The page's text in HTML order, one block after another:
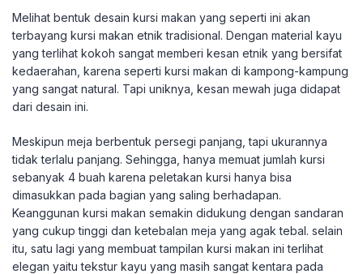
Melihat bentuk desain kursi makan yang seperti ini akan
terbayang kursi makan etnik tradisional. Dengan material kayu
yang terlihat kokoh sangat memberi kesan etnik yang bersifat
kedaerahan, karena seperti kursi makan di kampong-kampung
yang sangat natural. Tapi uniknya, kesan mewah juga didapat
dari desain ini.
Meskipun meja berbentuk persegi panjang, tapi ukurannya
tidak terlalu panjang. Sehingga, hanya memuat jumlah kursi
sebanyak 4 buah karena peletakan kursi hanya bisa
dimasukkan pada bagian yang saling berhadapan.
Keanggunan kursi makan semakin didukung dengan sandaran
yang cukup tinggi dan ketebalan meja yang agak tebal. selain
itu, satu lagi yang membuat tampilan kursi makan ini terlihat
elegan yaitu tekstur kayu yang masih sangat kentara pada